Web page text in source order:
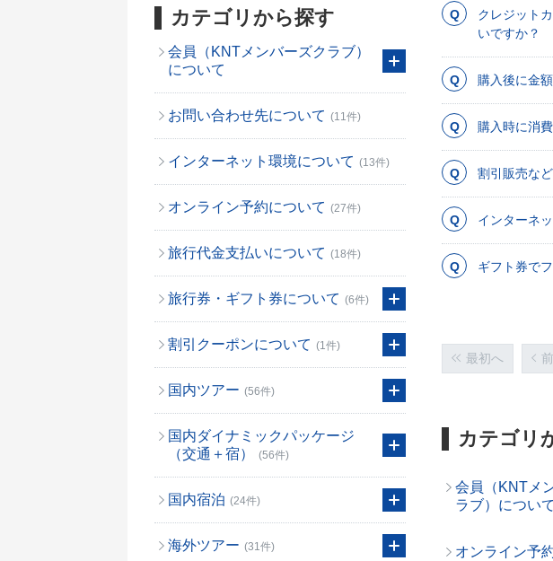
カテゴリから探す
会員（KNTメンバーズクラブ）
について
お問い合わせ先について (11件)
インターネット環境について (13件)
オンライン予約について (27件)
旅行代金支払いについて (18件)
旅行券・ギフト券について (6件)
割引クーポンについて (1件)
国内ツアー (56件)
国内ダイナミックパッケージ
（交通＋宿）
(56件)
国内宿泊 (24件)
海外ツアー (31件)
クレジット
いですか？
購入後に金
購入時に消
割引販売な
インターネ
ギフト券で
最初へ
カテゴリ
会員（KNTメ
ラブ）について
オンライン予